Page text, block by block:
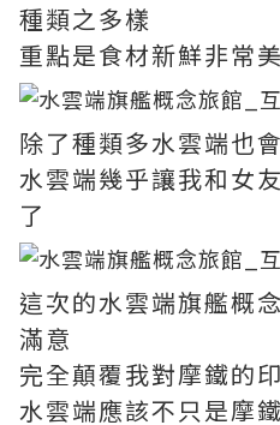
種類之多樣
重點是食材新鮮非常
除了種類多水雲端也
水雲端幾乎讓我和女
了
這次的水雲端旗艦概
滿意
完全顛覆我對摩鐵的
水雲端應該不只是摩